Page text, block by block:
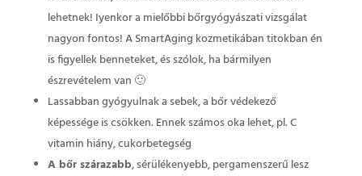
lehetnek! Iyenkor a mielőbbi bőrgyógyászati vizsgálat
nagyon fontos! A SmartAging kozmetikában titokban én
is figyellek benneteket, és szólok, ha bármilyen
észrevételem van 🙂
Lassabban gyógyulnak a sebek, a bőr védekező
képessége is csökken. Ennek számos oka lehet, pl. C
vitamin hiány, cukorbetegség
A bőr szárazabb, sérülékenyebb, pergamenszerű lesz